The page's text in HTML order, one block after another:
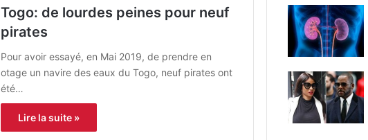
Togo: de lourdes peines pour neuf
pirates
Pour avoir essayé, en Mai 2019, de prendre en
otage un navire des eaux du Togo, neuf pirates ont
été…
Lire la suite »